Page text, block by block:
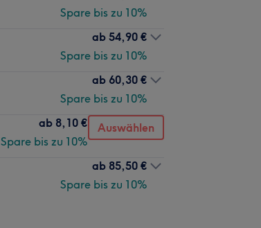
Spare bis zu 10%
ab 54,90 €
Spare bis zu 10%
ab 60,30 €
Spare bis zu 10%
ab 8,10 €
Spare bis zu 10%
Auswählen
ab 85,50 €
Spare bis zu 10%